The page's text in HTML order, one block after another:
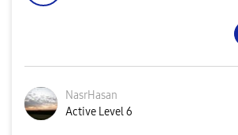
NasrHasan
Active Level 6